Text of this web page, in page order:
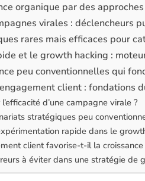
organique par des
virales : déclencheurs
rares mais efficaces pour
et le growth hacking :
peu conventionnelles qui
client : fondations
d’une campagne virale ?
stratégiques peu
rapide dans le
client favorise-t-il la croissance
à éviter dans une stratégie de